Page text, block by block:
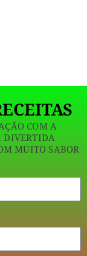
COM A
DIVERTIDA
MUITO SABOR